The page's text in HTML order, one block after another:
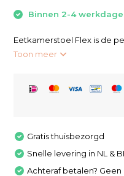
Binnen 2-4
Eetkamerstoel Flex is de
Toon meer
Gratis thuisbezorgd
Snelle levering in NL &
Achteraf betalen?